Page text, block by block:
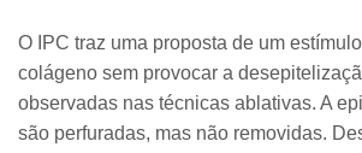
O IPC traz uma proposta de um
colágeno sem provocar a
observadas nas técnicas ablativas. A
são perfuradas, mas não removidas.